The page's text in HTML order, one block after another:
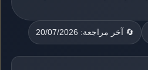
🔄 آخر مراجعة: 20/07/2026